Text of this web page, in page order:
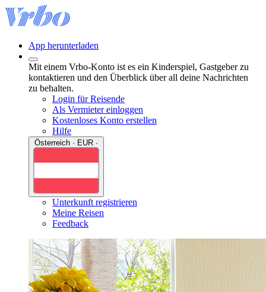
App herunterladen
Mit einem Vrbo-Konto ist es ein Kinderspiel, Gastgeber zu
kontaktieren und den Überblick über all deine Nachrichten
zu behalten.
Login für Reisende
Als Vermieter einloggen
Kostenloses Konto erstellen
Hilfe
Unterkunft registrieren
Meine Reisen
Feedback